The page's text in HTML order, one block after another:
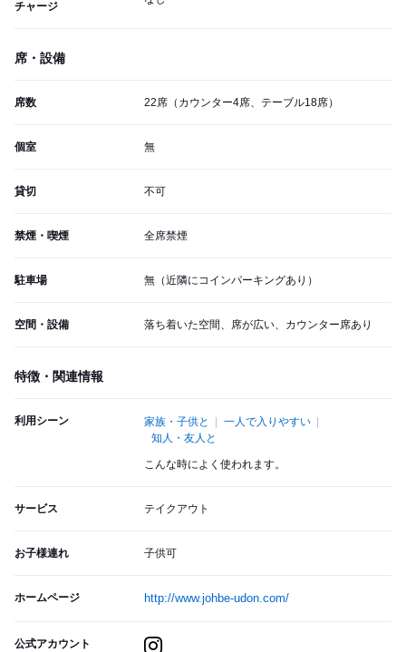
チャージ
席・設備
席数 22席（カウンター4席、テーブル18席）
個室 無
貸切 不可
禁煙・喫煙 全席禁煙
駐車場 無（近隣にコインパーキングあり）
空間・設備 落ち着いた空間、席が広い、カウンター席あり
特徴・関連情報
利用シーン 家族・子供と
一人で入りやすい
知人・友人と
こんな時によく使われます。
サービス テイクアウト
お子様連れ 子供可
ホームページ http://www.johbe-udon.com/
公式アカウント